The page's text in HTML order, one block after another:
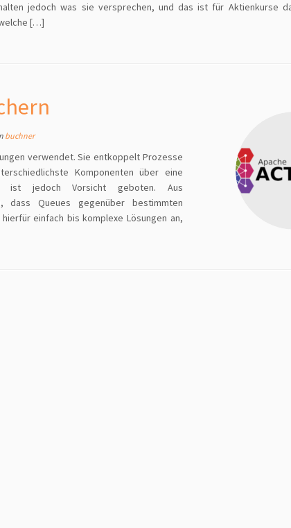
jedoch was sie versprechen, und das ist für Aktienkurse
[…]
buchner
verwendet. Sie entkoppelt Prozesse
Komponenten über eine
ist jedoch Vorsicht geboten. Aus
dass Queues gegenüber bestimmten
einfach bis komplexe Lösungen an,